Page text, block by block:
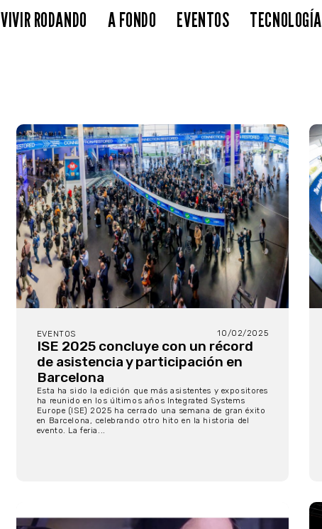
VIVIR RODANDO A FONDO EVENTOS TECNOLOGÍA
EVENTOS 10/02/2025
ISE 2025 concluye con un récord
de asistencia y participación en
Barcelona
Esta ha sido la edición que más asistentes y expositores
ha reunido en los últimos años Integrated Systems
Europe (ISE) 2025 ha cerrado una semana de gran éxito
en Barcelona, ​​celebrando otro hito en la historia del
evento. La feria...